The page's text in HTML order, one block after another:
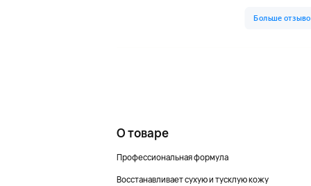
О товаре
Профессиональная формула
Восстанавливает сухую и тусклую кожу